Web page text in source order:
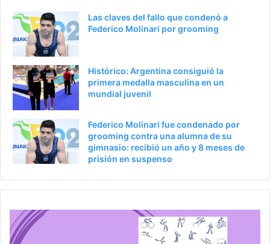
o
i
Las claves del fallo que condenó a
Federico Molinari por grooming
Histórico: Argentina consiguió la
primera medalla masculina en un
mundial juvenil
Federico Molinari fue condenado por
grooming contra una alumna de su
gimnasio: recibió un año y 8 meses de
prisión en suspenso